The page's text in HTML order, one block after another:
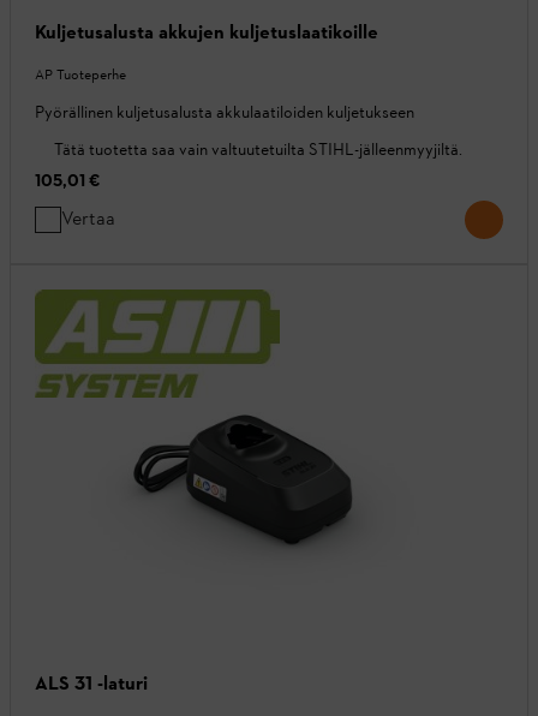
Kuljetusalusta akkujen kuljetuslaatikoille
AP Tuoteperhe
Pyörällinen kuljetusalusta akkulaatiloiden kuljetukseen
Tätä tuotetta saa vain valtuutetuilta STIHL-jälleenmyyjiltä.
105,01 €
Vertaa
ALS 31 -laturi